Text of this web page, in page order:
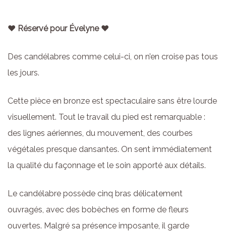
♥ Réservé pour Évelyne ♥
Des candélabres comme celui-ci, on n’en croise pas tous
les jours.
Cette pièce en bronze est spectaculaire sans être lourde
visuellement. Tout le travail du pied est remarquable :
des lignes aériennes, du mouvement, des courbes
végétales presque dansantes. On sent immédiatement
la qualité du façonnage et le soin apporté aux détails.
Le candélabre possède cinq bras délicatement
ouvragés, avec des bobèches en forme de fleurs
ouvertes. Malgré sa présence imposante, il garde